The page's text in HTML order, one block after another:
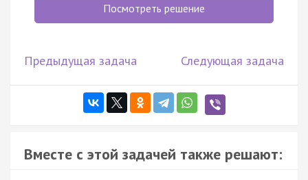
Посмотреть решение
Предыдущая задача Следующая задача
Вместе с этой задачей также решают: